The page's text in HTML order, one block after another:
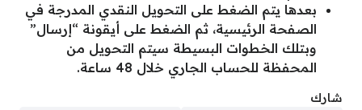
بعدها يتم الضغط على التحويل النقدي المدرجة في
الصفحة الرئيسية، ثم الضغط على أيقونة “إرسال”
وبتلك الخطوات البسيطة سيتم التحويل من
المحفظة للحساب الجاري خلال 48 ساعة.
شارك